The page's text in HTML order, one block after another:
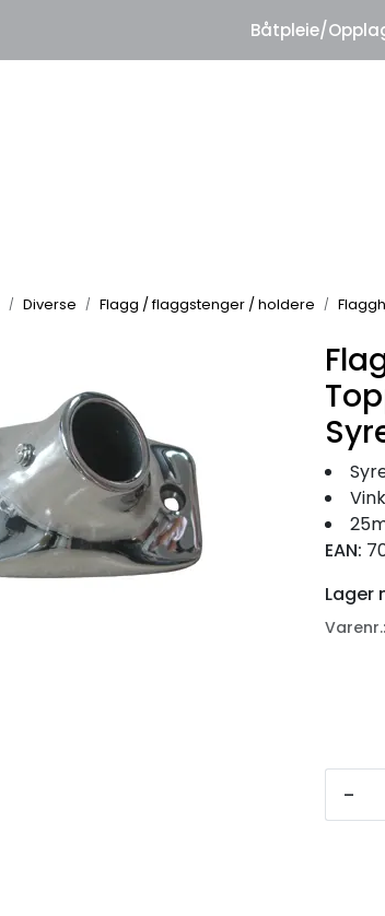
Leverandører
Båtpleie/
Diverse Flagg / flaggstenger / holdere
EAN:
Lager
Varenr.:
-